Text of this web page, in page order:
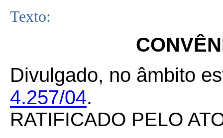
Texto:
Divulgado, no âmbito
4.257/04.
RATIFICADO PELO